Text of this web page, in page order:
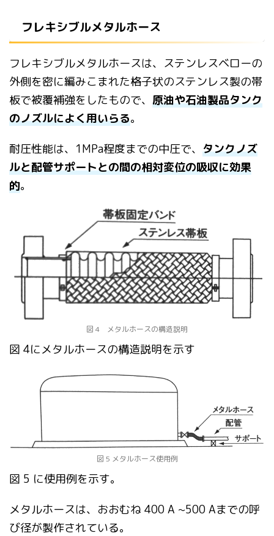
フレキシブルメタルホース
フレキシブルメタルホースは、ステンレスベローの
外側を密に編みこまれた格子状のステンレス製の帯
板で被覆補強をしたもので、 原油や石油製品タンク
のノズルによく用いらる。
耐圧性能は、1MPa程度までの中圧で、 タンクノズ
ルと配管サポートとの間の相対変位の吸収に効果
的。
図 4 メタルホースの構造説明
図 4にメタルホースの構造説明を示す
図 5 メタルホース使用例
図 5 に使用例を示す。
メタルホースは、おおむね 400 A ~500 Aまでの呼
び径が製作されている。